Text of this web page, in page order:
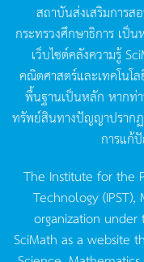
สถาบันส่งเสริมการส
กระทรวงศึกษาธิการ เป็น
เว็บไซต์คลังความรู้
คณิตศาสตร์และเทคโนโ
พื้นฐานเป็นหลัก หากท่
ทรัพย์สินทางปัญญาปรากฏ
การแก้
The Institute for the
Technology
organization
SciMath as a website